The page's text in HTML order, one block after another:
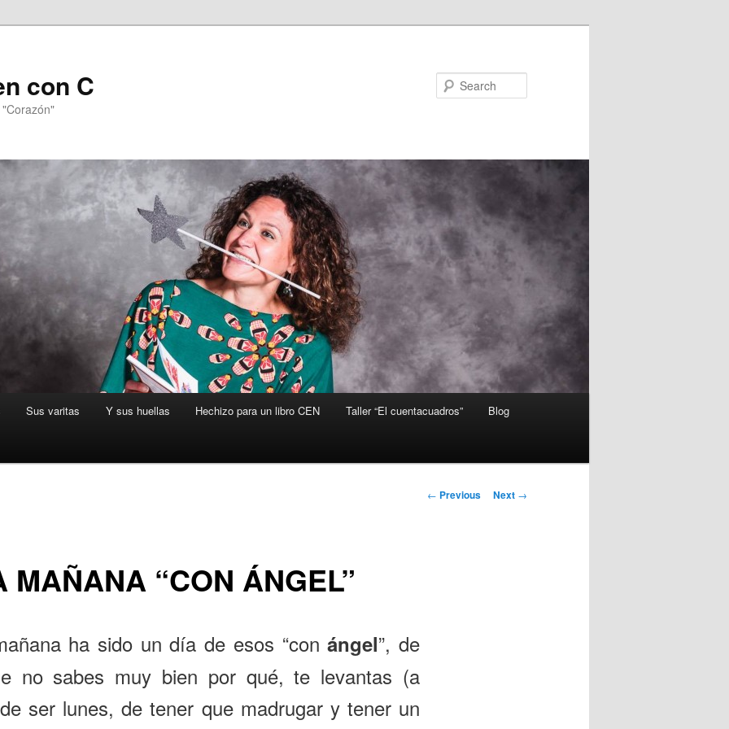
con C
Sus varitas Y sus huellas Hechizo para un libro CEN Taller “El cuentacuadros” Blog
Post
← Previous Next →
MAÑANA “CON ÁNGEL”
ha sido un día de esos “conángel”, de
no sabes muy bien por qué, te levantas (a
ser lunes, de tener que madrugar y tener un